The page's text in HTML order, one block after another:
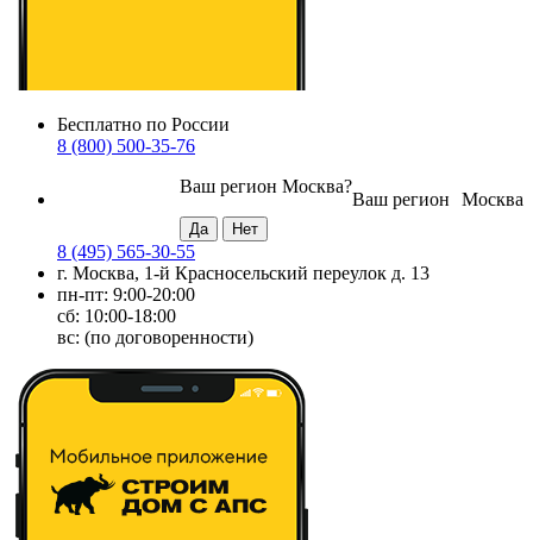
Бесплатно по России
8 (800) 500-35-76
Москва
Ваш регион
Ваш регион Москва?
8 (495) 565-30-55
г. Москва, 1-й Красносельский переулок д. 13
пн-пт: 9:00-20:00
сб: 10:00-18:00
вс: (по договоренности)